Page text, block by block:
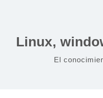
Linux,
El